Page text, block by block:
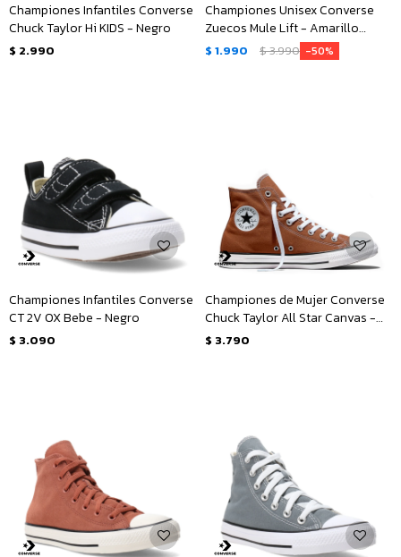
Championes Infantiles Converse
Chuck Taylor Hi KIDS - Negro
$ 2.990
Championes Unisex Converse
Zuecos Mule Lift - Amarillo
Limón
$ 1.990 $3.990 50
Championes Infantiles Converse
CT 2V OX Bebe - Negro
$ 3.090
Championes de Mujer Converse
Chuck Taylor All Star Canvas -
Marrón
$ 3.790